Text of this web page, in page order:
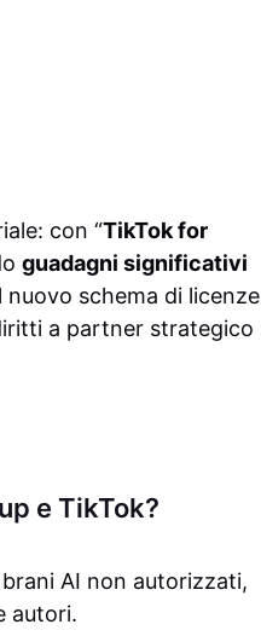
con “TikTok for
guadagni significativi
schema di licenze
a partner strategico
e TikTok?
AI non autorizzati,
autori.